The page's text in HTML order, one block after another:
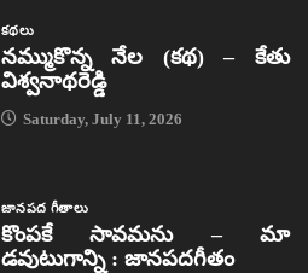
కథలు
నమ్ముకొన్న నేల (కథ) – కేతు
విశ్వనాథరెడ్డి
Saturday, July 11, 2026
జానపద గీతాలు
కొంపకే సావమను – మా
డవుటుగాన్ని : జానపదగీతం